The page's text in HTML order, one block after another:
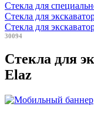
Стекла для
Стекла для
Стекла для
30094
Стекла для
Elaz